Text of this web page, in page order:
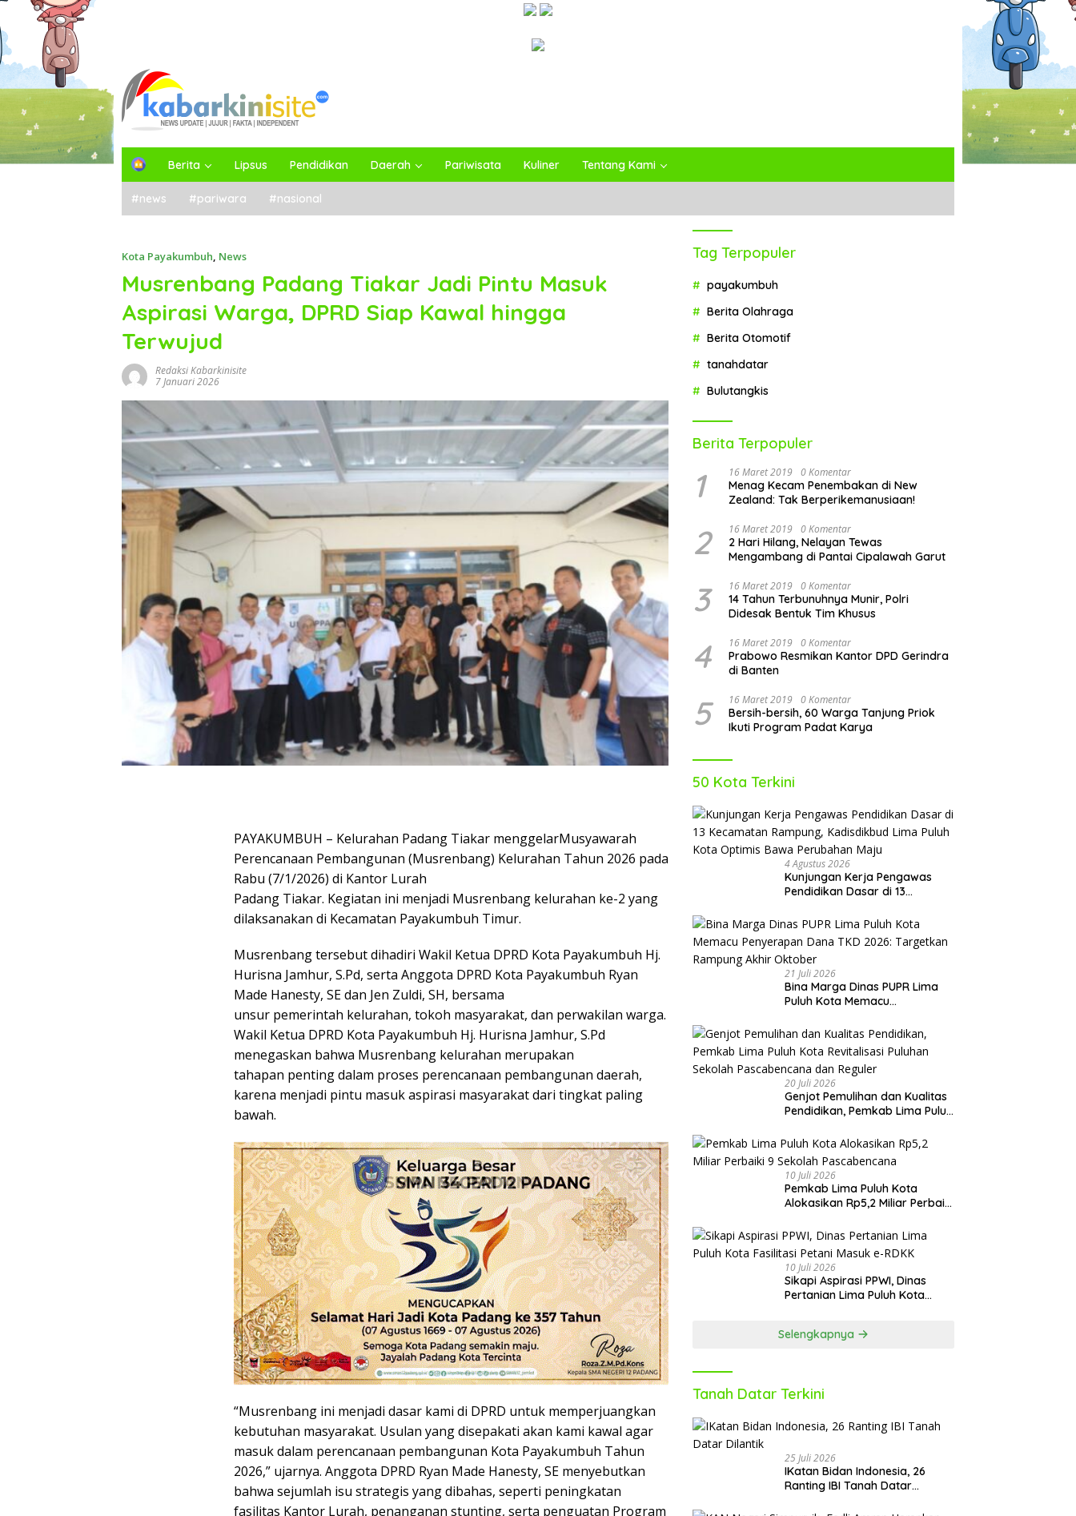
H
e
Berita Lipsus Pendidikan Daerah Pariwisata Kuliner Tentang Kami
#news #pariwara #nasional
Kota Payakumbuh, News
Musrenbang Padang Tiakar Jadi Pintu Masuk
Aspirasi Warga, DPRD Siap Kawal hingga
Terwujud
Redaksi Kabarkinisite
7 Januari 2026
PAYAKUMBUH – Kelurahan Padang Tiakar menggelarMusyawarah
Perencanaan Pembangunan (Musrenbang) Kelurahan Tahun 2026 pada
Rabu (7/1/2026) di Kantor Lurah
Padang Tiakar. Kegiatan ini menjadi Musrenbang kelurahan ke-2 yang
dilaksanakan di Kecamatan Payakumbuh Timur.
Musrenbang tersebut dihadiri Wakil Ketua DPRD Kota Payakumbuh Hj.
Hurisna Jamhur, S.Pd, serta Anggota DPRD Kota Payakumbuh Ryan
Made Hanesty, SE dan Jen Zuldi, SH, bersama
unsur pemerintah kelurahan, tokoh masyarakat, dan perwakilan warga.
Wakil Ketua DPRD Kota Payakumbuh Hj. Hurisna Jamhur, S.Pd
menegaskan bahwa Musrenbang kelurahan merupakan
tahapan penting dalam proses perencanaan pembangunan daerah,
karena menjadi pintu masuk aspirasi masyarakat dari tingkat paling
bawah.
“Musrenbang ini menjadi dasar kami di DPRD untuk memperjuangkan
kebutuhan masyarakat. Usulan yang disepakati akan kami kawal agar
masuk dalam perencanaan pembangunan Kota Payakumbuh Tahun
2026,” ujarnya. Anggota DPRD Ryan Made Hanesty, SE menyebutkan
bahwa sejumlah isu strategis yang dibahas, seperti peningkatan
fasilitas Kantor Lurah, penanganan stunting, serta penguatan Program
Tag Terpopuler
payakumbuh
Berita Olahraga
Berita Otomotif
tanahdatar
Bulutangkis
Berita Terpopuler
1 16 Maret 2019 0 Komentar
Menag Kecam Penembakan di New
Zealand: Tak Berperikemanusiaan!
2 16 Maret 2019 0 Komentar
2 Hari Hilang, Nelayan Tewas
Mengambang di Pantai Cipalawah Garut
3 16 Maret 2019 0 Komentar
14 Tahun Terbunuhnya Munir, Polri
Didesak Bentuk Tim Khusus
4 16 Maret 2019 0 Komentar
Prabowo Resmikan Kantor DPD Gerindra
di Banten
5 16 Maret 2019 0 Komentar
Bersih-bersih, 60 Warga Tanjung Priok
Ikuti Program Padat Karya
50 Kota Terkini
4 Agustus 2026
Kunjungan Kerja Pengawas
Pendidikan Dasar di 13
Kadisdikbud Lima Puluh Kota
Optimis Bawa Perubahan Maju
21 Juli 2026
Bina Marga Dinas PUPR Lima
Puluh Kota Memacu
Targetkan Rampung Akhir
Oktober
20 Juli 2026
Genjot Pemulihan dan Kualitas
Pendidikan, Pemkab Lima Puluh
Sekolah Pascabencana dan
Reguler
10 Juli 2026
Pemkab Lima Puluh Kota
Alokasikan Rp5,2 Miliar Perbaiki
10 Juli 2026
Sikapi Aspirasi PPWI, Dinas
Pertanian Lima Puluh Kota
Selengkapnya
Tanah Datar Terkini
25 Juli 2026
IKatan Bidan Indonesia, 26
Ranting IBI Tanah Datar